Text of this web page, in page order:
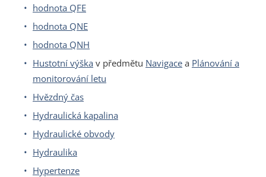
hodnota QFE
hodnota QNE
hodnota QNH
Hustotní výška v předmětu Navigace a Plánování a
monitorování letu
Hvězdný čas
Hydraulická kapalina
Hydraulické obvody
Hydraulika
Hypertenze